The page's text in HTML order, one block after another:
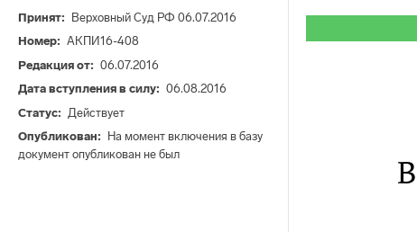
Принят
Верховный Суд РФ 06.07.2016
Номер
АКПИ16-408
Редакция от
06.07.2016
Дата вступления в силу
06.08.2016
Статус
Действует
Опубликован
На момент включения в базу
документ опубликован не был